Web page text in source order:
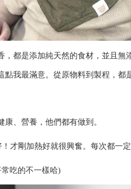
，都是添加純天然的食材，並且無
點我最滿意。從原物料到製程，
、營養，他們都有做到。
才剛加熱好就很興奮。每次都一
吃的不一樣哈)